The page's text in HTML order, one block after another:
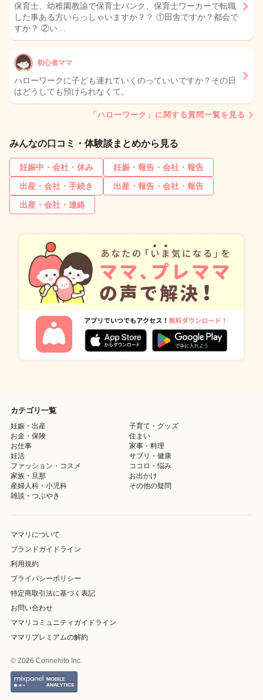
保育士、幼稚園教諭で保育士バンク、保育士ワーカーで転職
した事ある方いらっしゃいますか？？ ①田舎ですか？都会で
すか？ ②い…
初心者ママ
ハローワークに子ども連れていくのっていいですか？その日
はどうしても預けられなくて。
「ハローワーク」に関する質問一覧を見る
みんなの口コミ・体験談まとめから見る
妊娠中・会社・休み
妊娠・報告・会社・報告
出産・会社・手続き
出産・報告・会社・報告
出産・会社・連絡
カテゴリ一覧
妊娠・出産
子育て・グッズ
お金・保険
住まい
お仕事
家事・料理
妊活
サプリ・健康
ファッション・コスメ
ココロ・悩み
家族・旦那
お出かけ
産婦人科・小児科
その他の疑問
雑談・つぶやき
ママリについて
ブランドガイドライン
利用規約
プライバシーポリシー
特定商取引法に基づく表記
お問い合わせ
ママリコミュニティガイドライン
ママリプレミアムの解約
© 2026 Connehito Inc.